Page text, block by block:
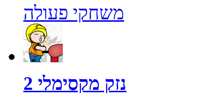
משחקי פעולה
נזק מקסימלי 2